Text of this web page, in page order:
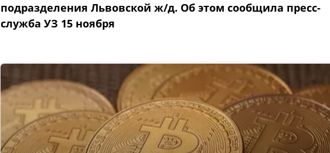
подразделения Львовской ж/д. Об этом сообщила пресс-
служба УЗ 15 ноября